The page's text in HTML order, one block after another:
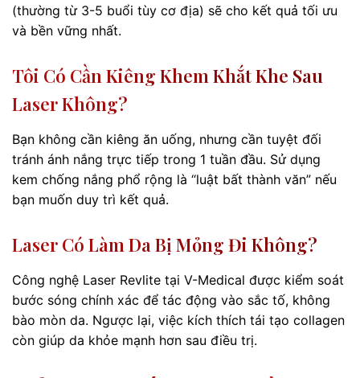
(thường từ 3-5 buổi tùy cơ địa) sẽ cho kết quả tối ưu
và bền vững nhất.
Tôi Có Cần Kiêng Khem Khắt Khe Sau
Laser Không?
Bạn không cần kiêng ăn uống, nhưng cần tuyệt đối
tránh ánh nắng trực tiếp trong 1 tuần đầu. Sử dụng
kem chống nắng phổ rộng là “luật bất thành văn” nếu
bạn muốn duy trì kết quả.
Laser Có Làm Da Bị Mỏng Đi Không?
Công nghệ Laser Revlite tại V-Medical được kiểm soát
bước sóng chính xác để tác động vào sắc tố, không
bào mòn da. Ngược lại, việc kích thích tái tạo collagen
còn giúp da khỏe mạnh hơn sau điều trị.